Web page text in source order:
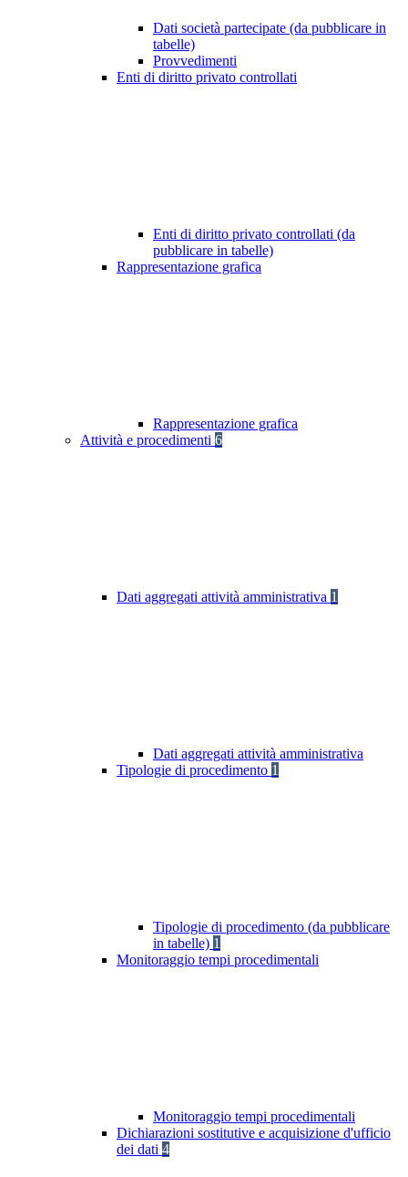
Dati società partecipate (da pubblicare in
tabelle)
Provvedimenti
Enti di diritto privato controllati
Enti di diritto privato controllati (da
pubblicare in tabelle)
Rappresentazione grafica
Rappresentazione grafica
Attività e procedimenti 6
Dati aggregati attività amministrativa 1
Dati aggregati attività amministrativa
Tipologie di procedimento 1
Tipologie di procedimento (da pubblicare
in tabelle) 1
Monitoraggio tempi procedimentali
Monitoraggio tempi procedimentali
Dichiarazioni sostitutive e acquisizione d'ufficio
dei dati 4